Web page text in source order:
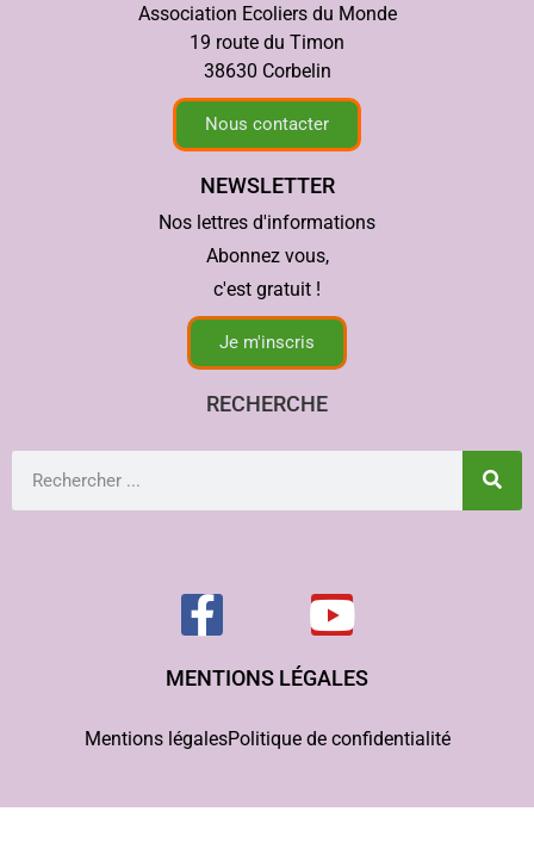
Association Ecoliers du Monde
19 route du Timon
38630 Corbelin
Nous contacter
NEWSLETTER
Nos lettres d'informations
Abonnez vous,
c'est gratuit !
Je m'inscris
RECHERCHE
MENTIONS LÉGALES
Mentions légalesPolitique de confidentialité